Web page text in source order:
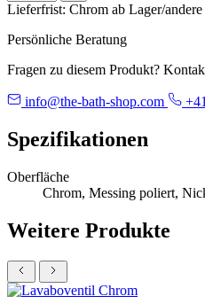
Lieferfrist: Chrom ab Lager/
Persönliche Beratung
Fragen zu diesem Produkt?
info@the-bath-shop.com
Spezifikationen
Oberfläche
Chrom, Messing poliert,
Weitere Produkte